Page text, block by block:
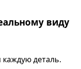
виду
деталь.